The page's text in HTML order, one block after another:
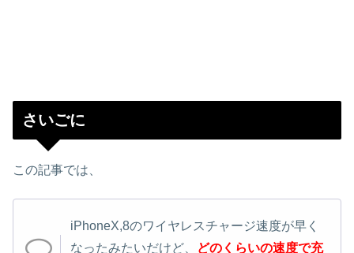
さいごに
この記事では、
iPhoneX,8のワイヤレスチャージ速度が早く
なったみたいだけど、
どのくらいの速度で充